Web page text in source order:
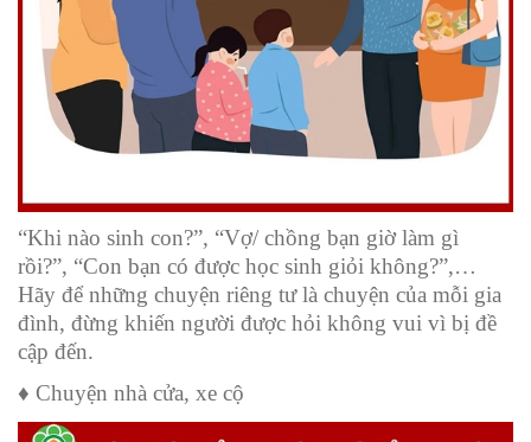
“Khi nào sinh con?”, “Vợ/ chồng bạn giờ làm gì
rồi?”, “Con bạn có được học sinh giỏi không?”,…
Hãy để những chuyện riêng tư là chuyện của mỗi gia
đình, đừng khiến người được hỏi không vui vì bị đề
cập đến.
♦️ Chuyện nhà cửa, xe cộ